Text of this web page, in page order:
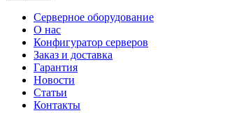
Серверное оборудование
О нас
Конфигуратор серверов
Заказ и доставка
Гарантия
Новости
Статьи
Контакты